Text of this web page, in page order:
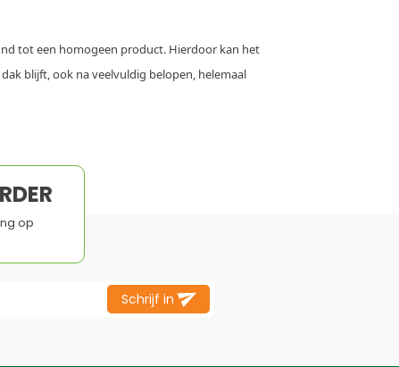
tot een homogeen product. Hierdoor kan het
blijft, ook na veelvuldig belopen, helemaal
op
Schrijf in